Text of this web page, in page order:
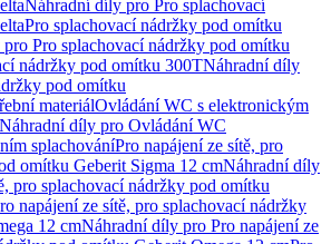
Náhradní díly pro Pro splachovací
Pro splachovací nádržky pod omítku
Pro splachovací nádržky pod omítku
nádržky pod omítku 300TNáhradní díly
pod omítku
materiálOvládání WC s elektronickým
Náhradní díly pro Ovládání WC
splachováníPro napájení ze sítě, pro
omítku Geberit Sigma 12 cmNáhradní díly
pro splachovací nádržky pod omítku
napájení ze sítě, pro splachovací nádržky
12 cmNáhradní díly pro Pro napájení ze